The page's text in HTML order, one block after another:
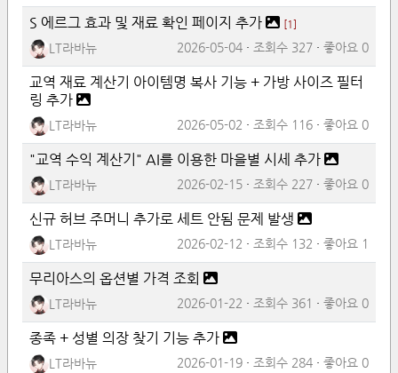
S 에르그 효과 및 재료 확인 페이지 추가 [1]
LT라바뉴 2026-05-04 조회수 327 좋아요 0
교역 재료 계산기 아이템명 복사 기능 + 가방 사이즈 필터
링 추가
LT라바뉴 2026-05-02 조회수 116 좋아요 0
"교역 수익 계산기" AI를 이용한 마을별 시세 추가
LT라바뉴 2026-02-15 조회수 227 좋아요 0
신규 허브 주머니 추가로 세트 안됨 문제 발생
LT라바뉴 2026-02-12 조회수 132 좋아요 1
무리아스의 옵션별 가격 조회
LT라바뉴 2026-01-22 조회수 361 좋아요 0
종족 + 성별 의장 찾기 기능 추가
LT라바뉴 2026-01-19 조회수 284 좋아요 0